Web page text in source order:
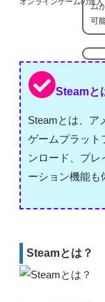
ム
可
Steamと
Steamとは、ア
ゲームプラット
ンロード、プ
ーション機能も
Steamとは？